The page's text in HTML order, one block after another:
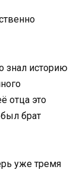
знал историю
отца это
брат
уже тремя